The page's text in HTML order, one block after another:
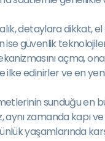
detaylara dikkat,
ise güvenlik
açma,
ilke edinirler ve en
sunduğu en
aynı zamanda kapı
yaşamlarında